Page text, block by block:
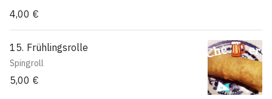
4,00 €
15. Frühlingsrolle
Spingroll
5,00 €